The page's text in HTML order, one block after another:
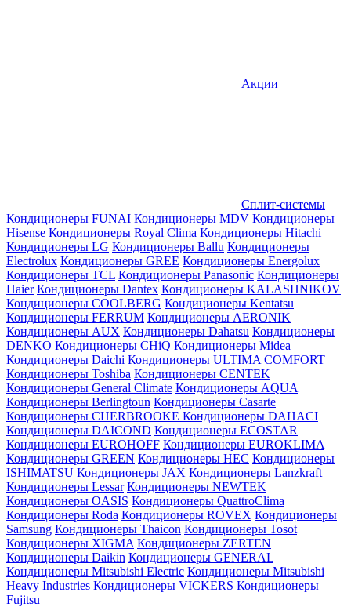
Акции
Сплит-системы
Кондиционеры FUNAI Кондиционеры MDV Кондиционеры
Hisense Кондиционеры Royal Clima Кондиционеры Hitachi
Кондиционеры LG Кондиционеры Ballu Кондиционеры
Electrolux Кондиционеры GREE Кондиционеры Energolux
Кондиционеры TCL Кондиционеры Panasonic Кондиционеры
Haier Кондиционеры Dantex Кондиционеры KALASHNIKOV
Кондиционеры СOOLBERG Кондиционеры Kentatsu
Кондиционеры FERRUM Кондиционеры AERONIK
Кондиционеры AUX Кондиционеры Dahatsu Кондиционеры
DENKO Кондиционеры CHiQ Кондиционеры Midea
Кондиционеры Daichi Кондиционеры ULTIMA COMFORT
Кондиционеры Toshiba Кондиционеры CENTEK
Кондиционеры General Climate Кондиционеры AQUA
Кондиционеры Berlingtoun Кондиционеры Casarte
Кондиционеры CHERBROOKE Кондиционеры DAHACI
Кондиционеры DAICOND Кондиционеры ECOSTAR
Кондиционеры EUROHOFF Кондиционеры EUROKLIMA
Кондиционеры GREEN Кондиционеры HEC Кондиционеры
ISHIMATSU Кондиционеры JAX Кондиционеры Lanzkraft
Кондиционеры Lessar Кондиционеры NEWTEK
Кондиционеры OASIS Кондиционеры QuattroClima
Кондиционеры Roda Кондиционеры ROVEX Кондиционеры
Samsung Кондиционеры Thaicon Кондиционеры Tosot
Кондиционеры XIGMA Кондиционеры ZERTEN
Кондиционеры Daikin Кондиционеры GENERAL
Кондиционеры Mitsubishi Electric Кондиционеры Mitsubishi
Heavy Industries Кондиционеры VICKERS Кондиционеры
Fujitsu